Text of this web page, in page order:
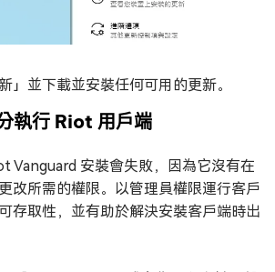
」並下載並安裝任何可用的更新。
執行 Riot 用戶端
Vanguard 安裝會失敗，因為它沒有在
改所需的權限。以管理員權限運行客戶
存取性，並有助於解決安裝客戶端時出